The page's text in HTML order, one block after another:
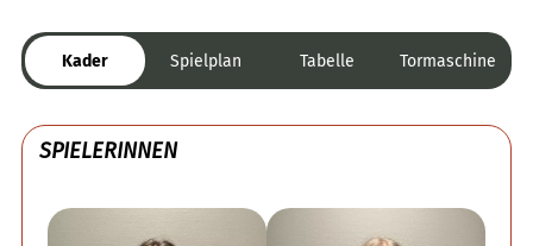
Kader Spielplan Tabelle Tormaschine
SPIELERINNEN